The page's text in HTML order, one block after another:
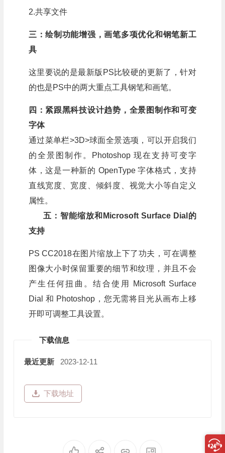
2.共享文件
三：绘制功能增强，画笔多项优化和钢笔新工
具
这里要说的是最新版PS比较硬的更新了，针对
的也是PS中的两大重点工具钢笔和画笔。
四：紧跟黑科技设计趋势，全景图制作和可变
字体
通过菜单栏>3D>球面全景选项，可以开启我们
的全景图制作。Photoshop 现在支持可变字
体，这是一种新的 OpenType 字体格式，支持
直线宽度、宽度、倾斜度、视觉大小等自定义
属性。
五：智能缩放和Microsoft Surface Dial的
支持
PS CC2018在图片缩放上下了功夫，可在调整
图像大小时保留重要的细节和纹理，并且不会
产生任何扭曲。结合使用 Microsoft Surface
Dial 和 Photoshop，您无需将目光从画布上移
开即可调整工具设置。
下载信息
最近更新 2023-12-11
下载地址